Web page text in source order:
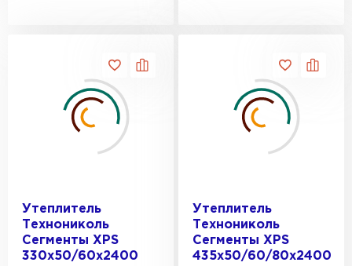
Утеплитель
Технониколь
Сегменты XPS
330х50/60x2400
Утеплитель
Технониколь
Сегменты XPS
435х50/60/80x2400
Утеплитель Термит
ПЕРЕЙТИ
Утеплитель Теплекс
Утеплитель Изомин
Утеплитель Тимплэкс